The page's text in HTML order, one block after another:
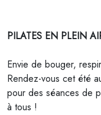
PILATES EN PLEIN
Envie de bouger,
Rendez-vous cet été
pour des séances de
à tous !